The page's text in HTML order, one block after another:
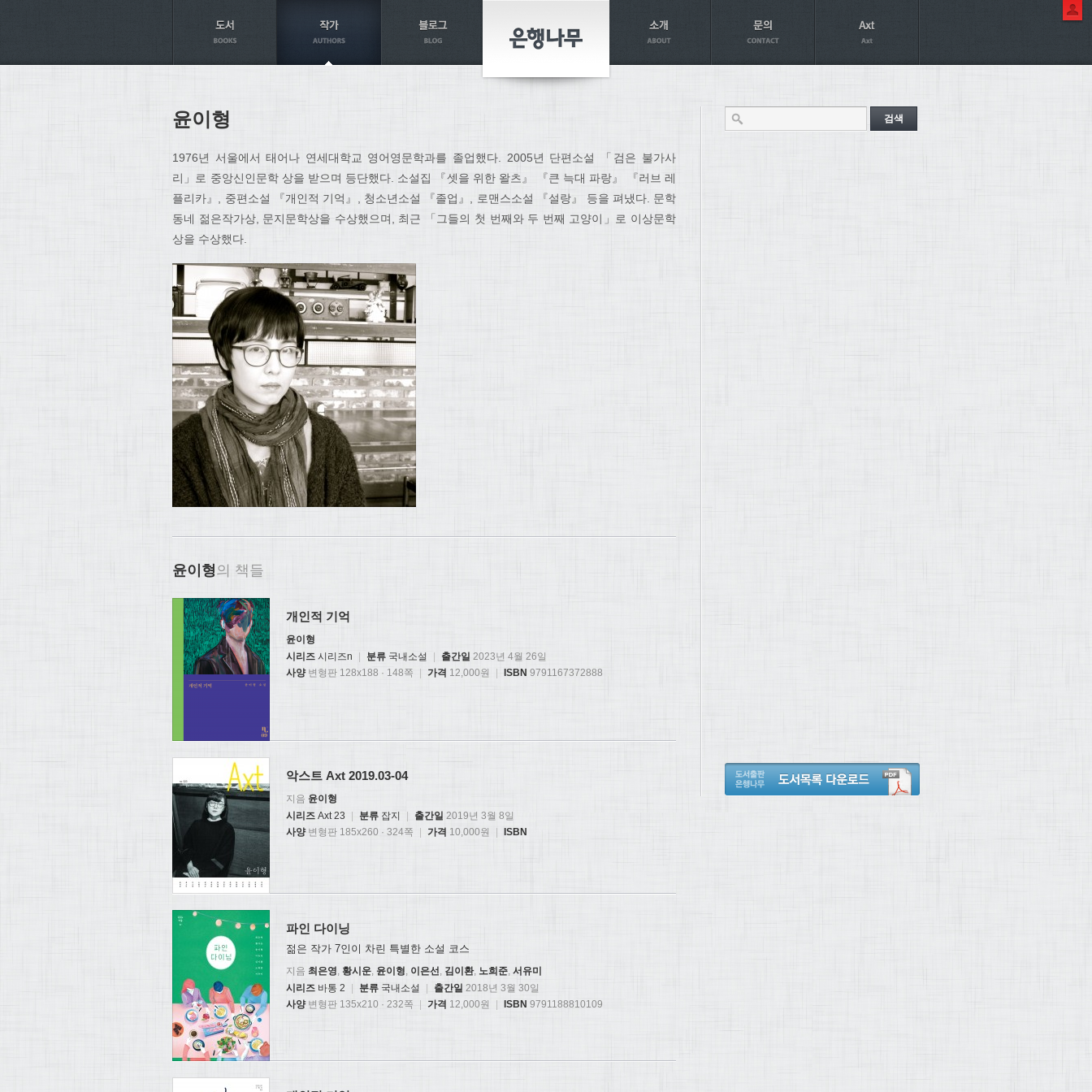
윤이형
1976년 서울에서 태어나 연세대학교 영어영문학과를 졸업했다. 2005년 단편소설 「검은 불가사
리」로 중앙신인문학 상을 받으며 등단했다. 소설집 『셋을 위한 왈츠』 『큰 늑대 파랑』 『러브 레
플리카』, 중편소설 『개인적 기억』, 청소년소설 『졸업』, 로맨스소설 『설랑』 등을 펴냈다. 문학
동네 젊은작가상, 문지문학상을 수상했으며, 최근 「그들의 첫 번째와 두 번째 고양이」로 이상문학
상을 수상했다.
윤이형의 책들
개인적 기억
윤이형
시리즈 시리즈n | 분류 국내소설 | 출간일 2023년 4월 26일
사양변형판 128x188 · 148쪽 가격 12,000원 ISBN 9791167372888
악스트 Axt 2019.03-04
지음 윤이형
시리즈 Axt 23 | 분류 잡지 | 출간일 2019년 3월 8일
사양변형판 185x260 · 324쪽 가격 10,000원 ISBN
파인 다이닝
젊은 작가 7인이 차린 특별한 소설 코스
지음 최은영 황시운 윤이형 이은선 김이환, 노희준 서유미
시리즈 바통 2 | 분류 국내소설 | 출간일 2018년 3월 30일
사양변형판 135x210 · 232쪽 가격 12,000원 ISBN 9791188810109